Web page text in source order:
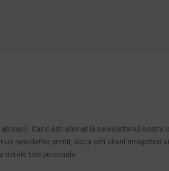
Cand esti abonat la newsletter-ul
newsletter primit, daca esti client inregistrat
datele tale personale.